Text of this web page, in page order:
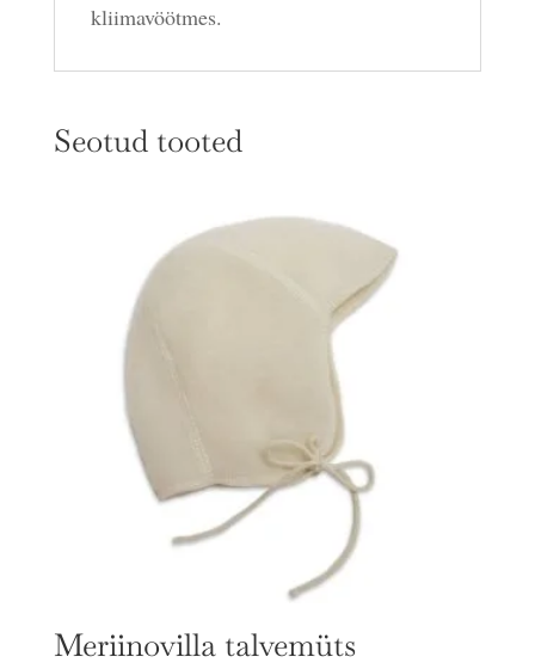
kliimavöötmes.
Seotud tooted
Meriinovilla talvemüts